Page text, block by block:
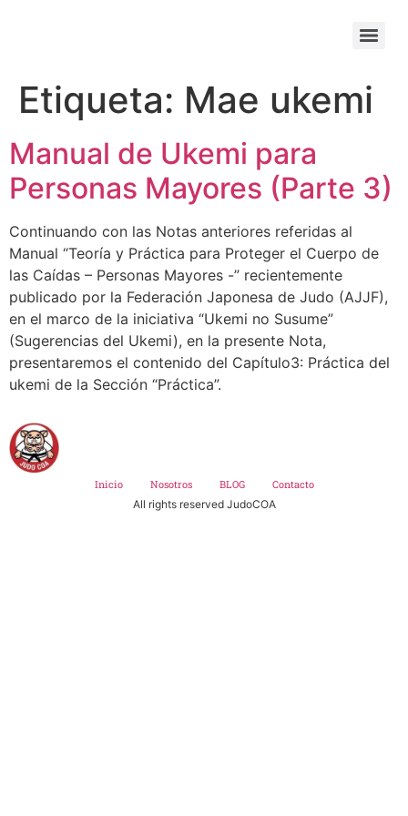
Etiqueta: Mae ukemi
Manual de Ukemi para
Personas Mayores (Parte 3)
Continuando con las Notas anteriores referidas al
Manual “Teoría y Práctica para Proteger el Cuerpo de
las Caídas – Personas Mayores -” recientemente
publicado por la Federación Japonesa de Judo (AJJF),
en el marco de la iniciativa “Ukemi no Susume”
(Sugerencias del Ukemi), en la presente Nota,
presentaremos el contenido del Capítulo3: Práctica del
ukemi de la Sección “Práctica”.
Inicio Nosotros BLOG
Contacto
All rights reserved JudoCOA